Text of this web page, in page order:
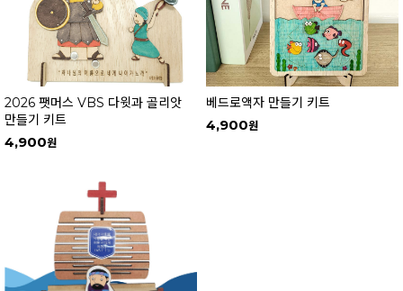
2026 팻머스 VBS 다윗과 골리앗
만들기 키트
4,900
베드로액자 만들기 키트
4,900